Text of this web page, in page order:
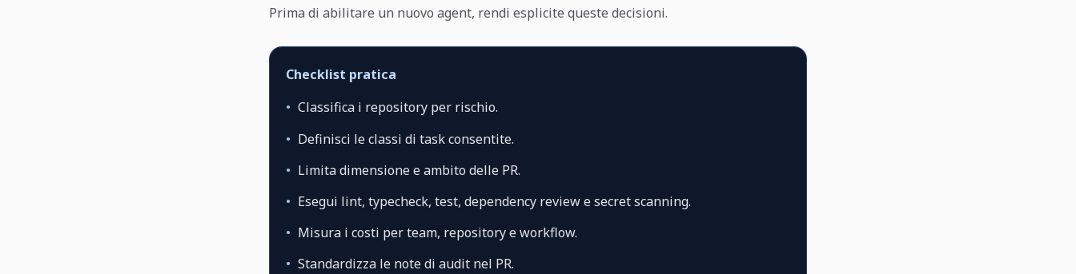
Prima di abilitare un nuovo agent, rendi esplicite queste decisioni.
Checklist pratica
• Classifica i repository per rischio.
• Definisci le classi di task consentite.
• Limita dimensione e ambito delle PR.
• Esegui lint, typecheck, test, dependency review e secret scanning.
• Misura i costi per team, repository e workflow.
• Standardizza le note di audit nel PR.